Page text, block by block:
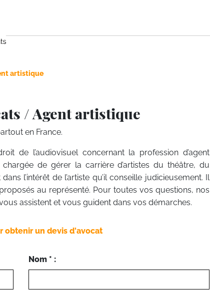
artistique
/ Agent artistique
en France.
de l’audiovisuel concernant la profession d’agent
chargée de gérer la carrière d’artistes du théâtre, du
l’intérêt de l’artiste qu’il conseille judicieusement. Il
au représenté. Pour toutes vos questions, nos
assistent et vous guident dans vos démarches.
obtenir un devis d'avocat
Nom * :